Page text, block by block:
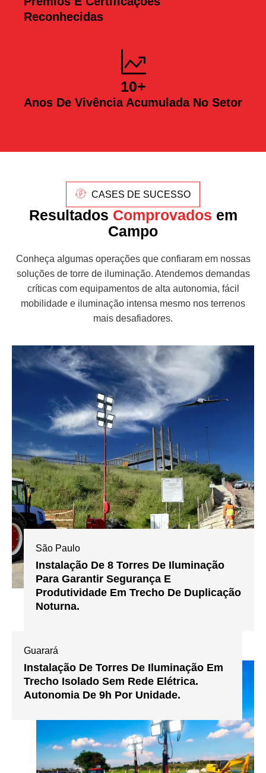
Reconhecidas
Anos De Vivência Acumulada No Setor
10+
CASES DE SUCESSO
Resultados Comprovados em
Campo
Conheça algumas operações que confiaram em nossas
soluções de torre de iluminação. Atendemos demandas
críticas com equipamentos de alta autonomia, fácil
mobilidade e iluminação intensa mesmo nos terrenos
mais desafiadores.
São Paulo
Instalação De 8 Torres De Iluminação
Para Garantir Segurança E
Produtividade Em Trecho De Duplicação
Noturna.
Guarará
Instalação De Torres De Iluminação Em
Trecho Isolado Sem Rede Elétrica.
Autonomia De 9h Por Unidade.